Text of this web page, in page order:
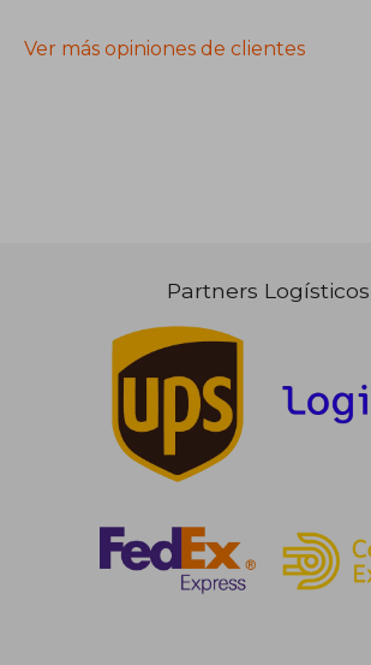
Ver más opiniones de clientes
Partners Logísticos